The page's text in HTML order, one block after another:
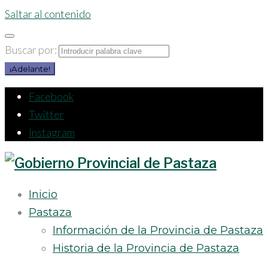
Saltar al contenido
Buscar por:
¡Adelante!
Facebook
Twitter
Instagram
Inicio
Pastaza
Información de la Provincia de Pastaza
Historia de la Provincia de Pastaza